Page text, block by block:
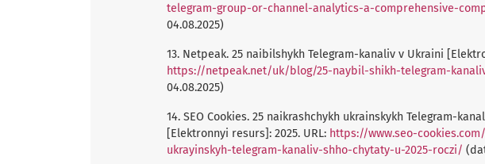
telegram-group-or-channel-analytics-a-comprehensive-
04.08.2025)
13. Netpeak. 25 naibilshykh Telegram-kanaliv v Ukraini
https://netpeak.net/uk/blog/25-naybil-shikh-telegram-
04.08.2025)
14. SEO Cookies. 25 naikrashchykh ukrainskykh Telegram-
[Elektronnyi resurs]: 2025. URL: https://www.seo-
ukrayinskyh-telegram-kanaliv-shho-chytaty-u-2025-roczi/